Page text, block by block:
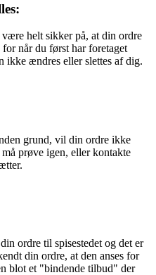
helt sikker på, at din ordre
når du først har foretaget
ikke ændres eller slettes af dig.
grund, vil din ordre ikke
prøve igen, eller kontakte
ordre til spisestedet og det er
din ordre, at den anses for
blot et "bindende tilbud" der